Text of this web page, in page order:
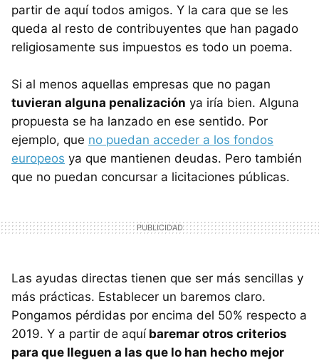
partir de aquí todos amigos. Y la cara que se les
queda al resto de contribuyentes que han pagado
religiosamente sus impuestos es todo un poema.
Si al menos aquellas empresas que no pagan
tuvieran alguna penalización ya iría bien. Alguna
propuesta se ha lanzado en ese sentido. Por
ejemplo, que no puedan acceder a los fondos
europeos ya que mantienen deudas. Pero también
que no puedan concursar a licitaciones públicas.
Las ayudas directas tienen que ser más sencillas y
más prácticas. Establecer un baremos claro.
Pongamos pérdidas por encima del 50% respecto a
2019. Y a partir de aquí baremar otros criterios
para que lleguen a las que lo han hecho mejor